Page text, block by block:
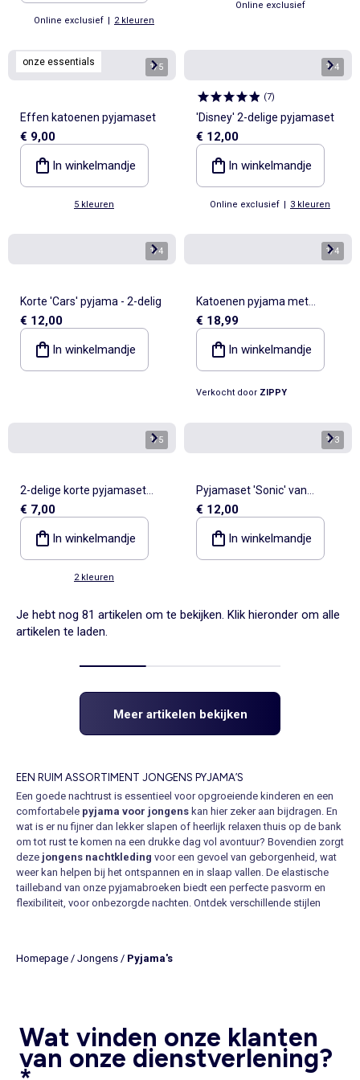
Online exclusief | 2 kleuren
Online exclusief
onze essentials 1/5
Effen katoenen pyjamaset
€ 9,00
In winkelmandje
5 kleuren
1/4
(7)
'Disney' 2-delige pyjamaset
€ 12,00
In winkelmandje
Online exclusief | 3 kleuren
1/4
Korte 'Cars' pyjama - 2-delig
€ 12,00
In winkelmandje
1/4
Katoenen pyjama met
raceauto print
€ 18,99
In winkelmandje
Verkocht door ZIPPY
1/5
2-delige korte pyjamaset
met T-shirt en short
€ 7,00
In winkelmandje
2 kleuren
1/3
Pyjamaset 'Sonic' van
katoen
€ 12,00
In winkelmandje
Je hebt nog 81 artikelen om te bekijken. Klik hieronder om alle
artikelen te laden.
Meer artikelen bekijken
EEN RUIM ASSORTIMENT JONGENS PYJAMA’S
Een goede nachtrust is essentieel voor opgroeiende kinderen en een
comfortabele pyjama voor jongens kan hier zeker aan bijdragen. En
wat is er nu fijner dan lekker slapen of heerlijk relaxen thuis op de bank
om tot rust te komen na een drukke dag vol avontuur? Bovendien zorgt
deze jongens nachtkleding voor een gevoel van geborgenheid, wat
weer kan helpen bij het ontspannen en in slaap vallen. De elastische
tailleband van onze pyjamabroeken biedt een perfecte pasvorm en
flexibiliteit, voor onbezorgde nachten. Ontdek verschillende stijlen
naar een schattige ofstoere jongens pyjama
ontbreken in hun kledingkast. Geniale exemplaren met prints die
variëren van sterke superhelden tot grappige dieren en snelle auto’s.
Daarnaast vind je een ruim aanbod van pyjama’s met afbeeldingen van
attributen of personages uit populaire films, televisieseries,
Homepage / Jongens / Pyjama's
Wat vinden onze klanten
van onze dienstverlening?